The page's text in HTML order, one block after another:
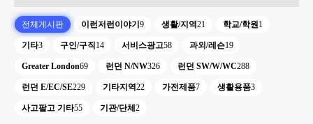
전체게시판 이런저런이야기 9 생활/지역21 학교/학원1
기타3 구인/구직14 서비스광고58 과외/레슨19
Greater London69 런던 N/NW326 런던 SW/W/WC288
런던 E/EC/SE229 기타지역22 가전제품7 생활용품3
사고팔고 기타55 기관/단체 2